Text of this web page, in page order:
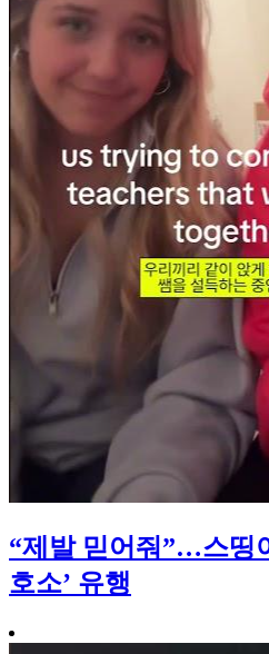
“제발 믿어줘”…스띵
호소’ 유행